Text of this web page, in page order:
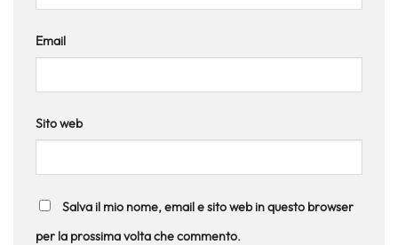
Email
Sito web
Salva il mio nome, email e sito web in questo browser
per la prossima volta che commento.